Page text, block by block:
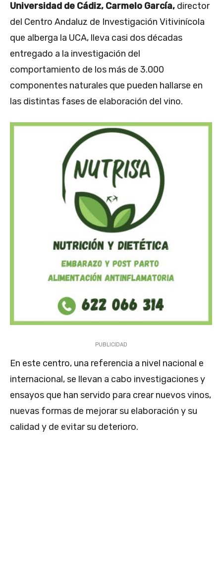
Universidad de Cádiz, Carmelo García, director
del Centro Andaluz de Investigación Vitivinícola
que alberga la UCA, lleva casi dos décadas
entregado a la investigación del
comportamiento de los más de 3.000
componentes naturales que pueden hallarse en
las distintas fases de elaboración del vino.
PUBLICIDAD
En este centro, una referencia a nivel nacional e
internacional, se llevan a cabo investigaciones y
ensayos que han servido para crear nuevos vinos,
nuevas formas de mejorar su elaboración y su
calidad y de evitar su deterioro.